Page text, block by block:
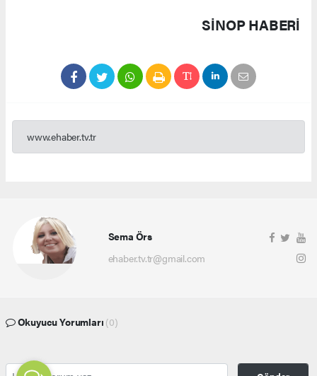
SINOP HABERİ
www.ehaber.tv.tr
Sema Örs
ehaber.tv.tr@gmail.com
Okuyucu Yorumları (0)